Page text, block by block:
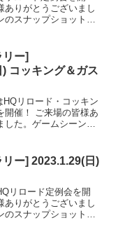
ありがとうございまし
スナップショットを
アルバムをみる
リー]
コッキング＆ガス
HQリロード・コッキン
開催！ ご来場の皆様あ
した。ゲームシーンの
しております。フォト
リー] 2023.1.29(日)
リロード定例会を開
ありがとうございまし
のスナップショットを